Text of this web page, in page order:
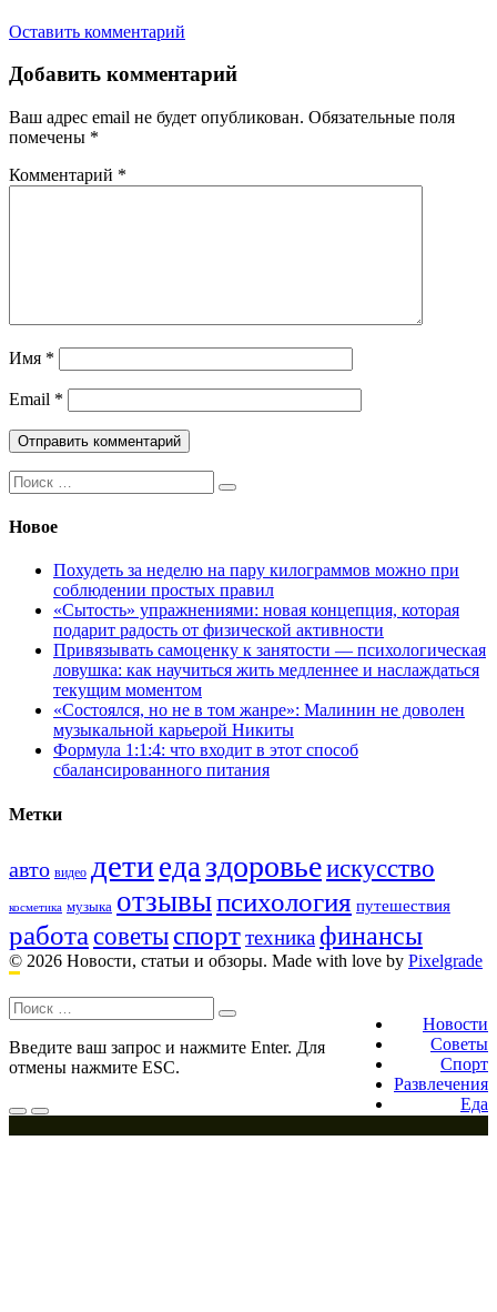
Оставить комментарий
Добавить комментарий
Ваш адрес email не будет опубликован. Обязательные поля
помечены *
Комментарий *
Имя *
Email *
Поиск:
Новое
Похудеть за неделю на пару килограммов можно при
соблюдении простых правил
«Сытость» упражнениями: новая концепция, которая
подарит радость от физической активности
Привязывать самоценку к занятости — психологическая
ловушка: как научиться жить медленнее и наслаждаться
текущим моментом
«Состоялся, но не в том жанре»: Малинин не доволен
музыкальной карьерой Никиты
Формула 1:1:4: что входит в этот способ
сбалансированного питания
Метки
авто видео дети едаздоровьеискусство
косметика музыка отзывыпсихология путешествия
работа советы спорттехникафинансы
© 2026 Новости, статьи и обзоры. Made with love by Pixelgrade
navigation
Новости
Советы
Спорт
Развлечения
Еда
Поиск:
Введите ваш запрос и нажмите Enter. Для
отмены нажмите ESC.
Меню